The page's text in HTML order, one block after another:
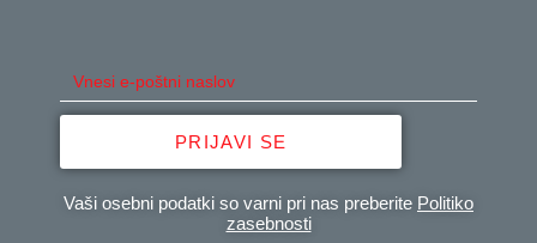
PRIJAVI SE
Vaši osebni podatki so varni pri nas preberite Politiko
zasebnosti